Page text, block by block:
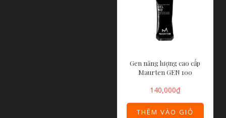
Gen năng lượng cao cấp
Maurten GEN 100
140,000₫
THÊM VÀO GIỎ